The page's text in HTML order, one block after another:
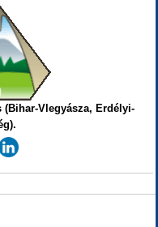
(Bihar-Vlegyásza, Erdélyi-